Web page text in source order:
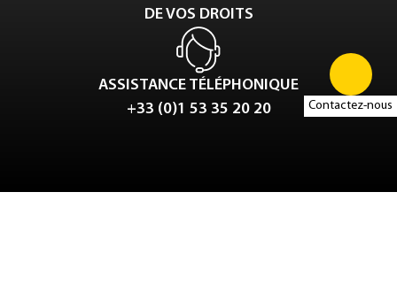
Contactez-nous
DE VOS DROITS
ASSISTANCE TÉLÉPHONIQUE
+33 (0)1 53 35 20 20